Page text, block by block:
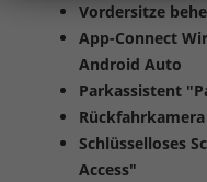
Vordersitze
App-Connect
Android Auto
Parkassistent
Schlüsselloses
Access"